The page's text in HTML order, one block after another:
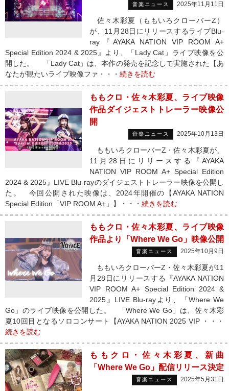
音楽ニュース 2025年11月11日
佐々木彩夏（ももいろクローバーZ）
が、11月28日にリリースするライブBlu-
ray『AYAKA NATION VIP ROOM A+
Special Edition 2024 & 2025』より、「Lady Cat」ライブ映像を公
開した。 「Lady Cat」は、本作の発売を記念して実施された【あ
なたが観たいライブ映像ファ・・・ 続きを読む
ももクロ・佐々木彩夏、ライブ映像
作品ダイジェストトレーラー映像公
開
音楽ニュース 2025年10月13日
ももいろクローバーZ・佐々木彩夏が、
11月28日にリリースする『AYAKA
NATION VIP ROOM A+ Special Edition
2024 & 2025』LIVE Blu-rayのダイジェストトレーラー映像を公開し
た。 今回公開された映像は、2024年開催の【AYAKA NATION
Special Edition「VIP ROOM A+」】・・・ 続きを読む
ももクロ・佐々木彩夏、ライブ映像
作品より「Where We Go」映像公開
音楽ニュース 2025年10月9日
ももいろクローバーZ・佐々木彩夏が11
月28日にリリースする『AYAKA NATION
VIP ROOM A+ Special Edition 2024 &
2025』LIVE Blu-rayより、「Where We
Go」のライブ映像を公開した。 「Where We Go」は、佐々木彩
夏10回目となるソロコンサート【AYAKA NATION 2025 VIP ・・・
続きを読む
ももクロ・佐々木彩夏、新曲
「Where We Go」配信リリース決定
音楽ニュース 2025年5月31日